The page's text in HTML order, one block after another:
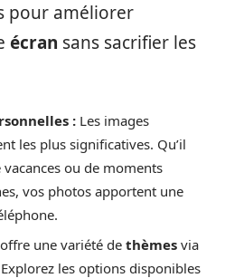
pour améliorer
écran sans sacrifier les
: Les images
les plus significatives. Qu’il
vacances ou de moments
vos photos apportent une
une variété dethèmes via
les options disponibles